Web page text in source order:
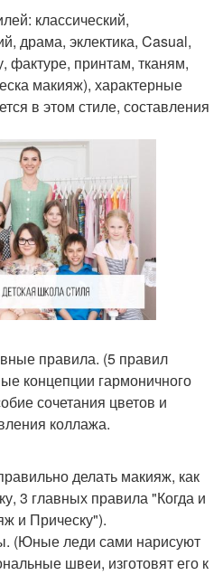
классический,
драма, эклектика, Casual,
фактуре, принтам, тканям,
макияж), характерные
в этом стиле, составления
правила. (5 правил
концепции гармоничного
сочетания цветов и
коллажа.
делать макияж, как
3 главных правила "Когда и
и Прическу").
(Юные леди сами нарисуют
швеи, изготовят его к